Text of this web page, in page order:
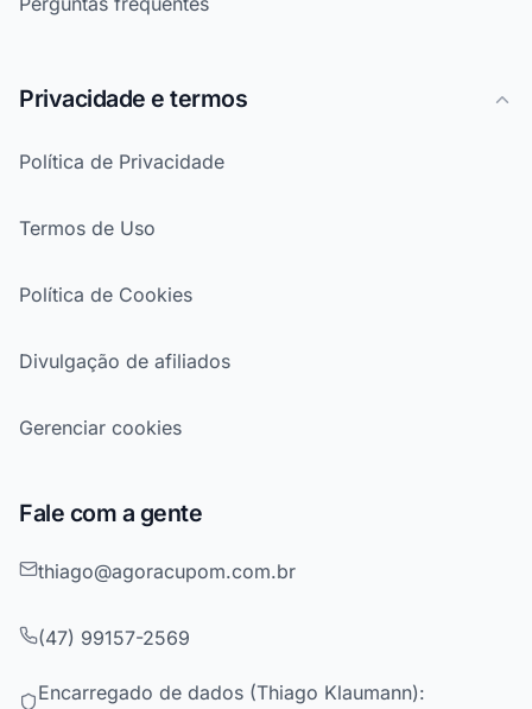
Privacidade e termos
Política de Privacidade
Termos de Uso
Política de Cookies
Divulgação de afiliados
Gerenciar cookies
Fale com a gente
thiago@agoracupom.com.br
(47) 99157-2569
Encarregado de dados (Thiago Klaumann):